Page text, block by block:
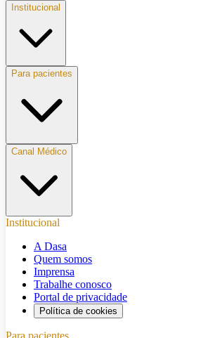
Institucional
Para pacientes
Canal Médico
Institucional
A Dasa
Quem somos
Imprensa
Trabalhe conosco
Portal de privacidade
Política de cookies